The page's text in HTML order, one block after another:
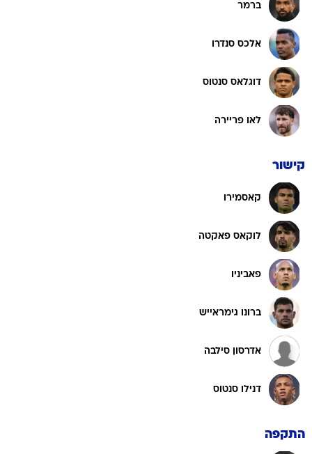
ברמר
אלכס סנדרו
דוגלאס סנטוס
לאו פריירה
קישור
קאסמירו
לוקאס פאקטה
פאביניו
ברונו גימראייש
אדרסון סילבה
דנילו סנטוס
התקפה